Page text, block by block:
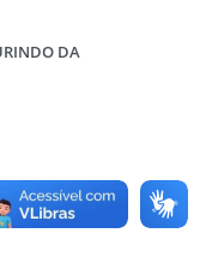
DA
ROCHA